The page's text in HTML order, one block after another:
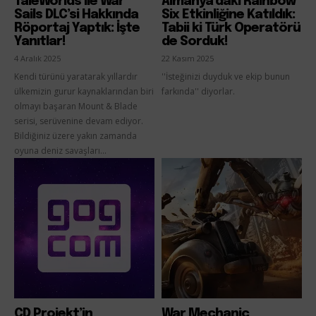
Sails DLC’si Hakkında
Röportaj Yaptık: İşte
Yanıtlar!
4 Aralık 2025
Kendi türünü yaratarak yıllardır
ülkemizin gurur kaynaklarından biri
olmayı başaran Mount & Blade
serisi, serüvenine devam ediyor.
Bildiğiniz üzere yakın zamanda
oyuna deniz savaşları...
Six Etkinliğine Katıldık:
Tabii ki Türk Operatörü
de Sorduk!
22 Kasım 2025
''İsteğinizi duyduk ve ekip bunun
farkında'' diyorlar.